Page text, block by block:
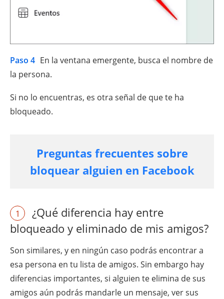
Paso 4 En la ventana emergente, busca el nombre de
la persona.
Si no lo encuentras, es otra señal de que te ha
bloqueado.
Preguntas frecuentes sobre
bloquear alguien en Facebook
1
¿Qué diferencia hay entre
bloqueado y eliminado de mis amigos?
Son similares, y en ningún caso podrás encontrar a
esa persona en tu lista de amigos. Sin embargo hay
diferencias importantes, si alguien te elimina de sus
amigos aún podrás mandarle un mensaje, ver sus